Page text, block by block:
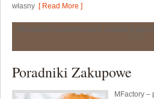
własny [ Read More ]
Poradniki Zakupowe
MFactory –